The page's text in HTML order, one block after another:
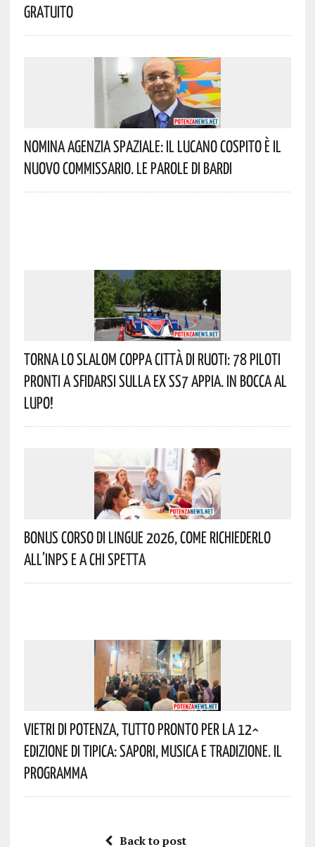
Gratuito
Nomina Agenzia Spaziale: Il Lucano Cospito È Il
Nuovo Commissario. Le Parole Di Bardi
Torna Lo Slalom Coppa Città Di Ruoti: 78 Piloti
Pronti A Sfidarsi Sulla Ex SS7 Appia. In Bocca Al
Lupo!
Bonus Corso Di Lingue 2026, Come Richiederlo
All’INPS E A Chi Spetta
Vietri Di Potenza, Tutto Pronto Per La 12^
Edizione Di Tipica: Sapori, Musica E Tradizione. Il
Programma
Back to post